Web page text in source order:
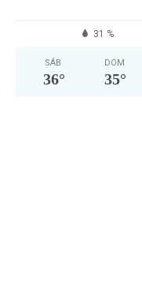
31 %
SÁB
36°
DOM
35°